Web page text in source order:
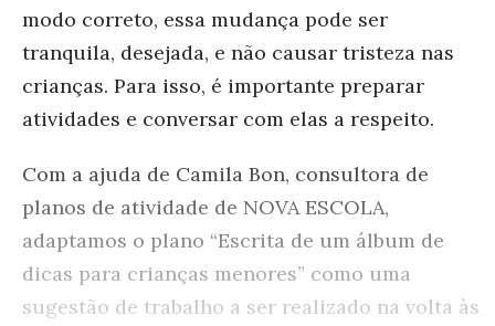
modo correto, essa mudança pode ser
tranquila, desejada, e não causar tristeza nas
crianças. Para isso, é importante preparar
atividades e conversar com elas a respeito.
Com a ajuda de Camila Bon, consultora de
planos de atividade de NOVA ESCOLA,
adaptamos o plano “Escrita de um álbum de
dicas para crianças menores” como uma
sugestão de trabalho a ser realizado na volta às